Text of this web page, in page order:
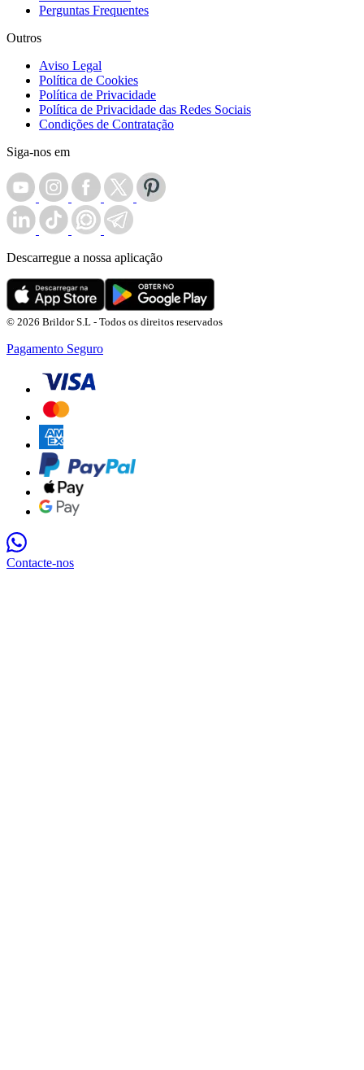
Perguntas Frequentes
Outros
Aviso Legal
Política de Cookies
Política de Privacidade
Política de Privacidade das Redes Sociais
Condições de Contratação
Siga-nos em
Descarregue a nossa aplicação
© 2026 Brildor S.L - Todos os direitos reservados
Pagamento Seguro
Contacte-nos